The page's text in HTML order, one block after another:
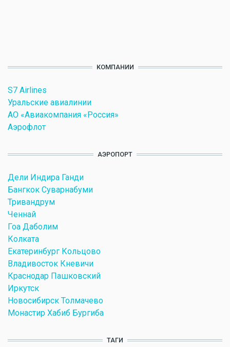
КОМПАНИИ
S7 Airlines
Уральские авиалинии
АО «Авиакомпания «Россия»
Аэрофлот
АЭРОПОРТ
Дели Индира Ганди
Бангкок Суварнабуми
Тривандрум
Ченнай
Гоа Даболим
Колката
Екатеринбург Кольцово
Владивосток Кневичи
Краснодар Пашковский
Иркутск
Новосибирск Толмачево
Монастир Хабиб Бургиба
ТАГИ